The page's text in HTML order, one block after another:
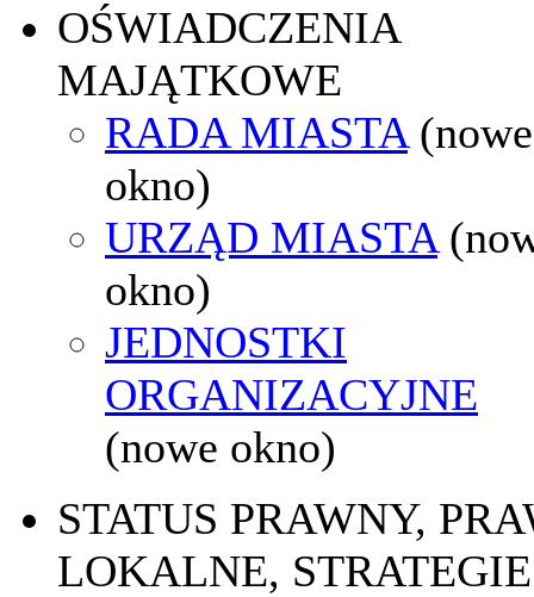
OŚWIADCZENIA
MAJĄTKOWE
RADA MIASTA (nowe
okno)
URZĄD MIASTA
okno)
JEDNOSTKI
ORGANIZACYJNE
(nowe okno)
STATUS PRAWNY,
LOKALNE,